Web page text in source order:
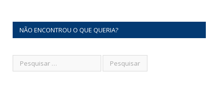
NÃO ENCONTROU O QUE QUERIA?